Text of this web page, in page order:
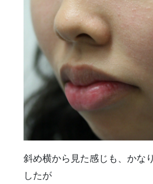
斜め横から見た感じも、かな
したが